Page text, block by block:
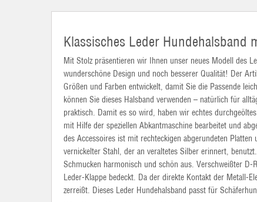
Klassisches Leder Hundehalsband
Mit Stolz präsentieren wir Ihnen unser neues Modell des
wunderschöne Design und noch besserer Qualität! Der
Größen und Farben entwickelt, damit Sie die Passende
können Sie dieses Halsband verwenden – natürlich für
praktisch. Damit es so wird, haben wir echtes
mit Hilfe der speziellen Abkantmaschine bearbeitet und
des Accessoires ist mit rechteckigen abgerundeten
vernickelter Stahl, der an veraltetes Silber erinnert,
Schmucken harmonisch und schön aus. Verschweißter
Leder-Klappe bedeckt. Da der direkte Kontakt der Metall-
zerreißt. Dieses Leder Hundehalsband passt für